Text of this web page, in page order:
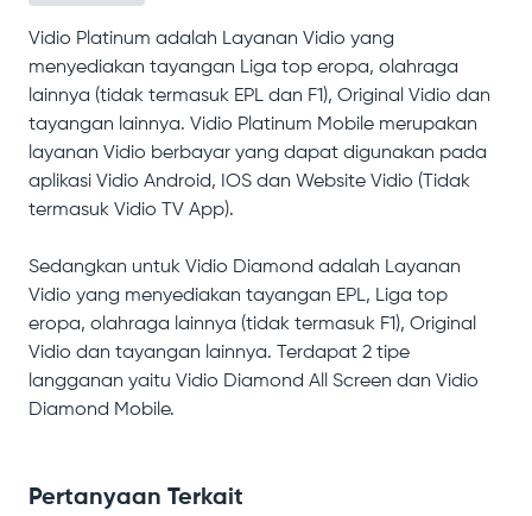
Vidio Platinum adalah Layanan Vidio yang
menyediakan tayangan Liga top eropa, olahraga
lainnya (tidak termasuk EPL dan F1), Original Vidio dan
tayangan lainnya. Vidio Platinum Mobile merupakan
layanan Vidio berbayar yang dapat digunakan pada
aplikasi Vidio Android, IOS dan Website Vidio (Tidak
termasuk Vidio TV App).
Sedangkan untuk Vidio Diamond adalah Layanan
Vidio yang menyediakan tayangan EPL, Liga top
eropa, olahraga lainnya (tidak termasuk F1), Original
Vidio dan tayangan lainnya. Terdapat 2 tipe
langganan yaitu Vidio Diamond All Screen dan Vidio
Diamond Mobile.
Pertanyaan Terkait